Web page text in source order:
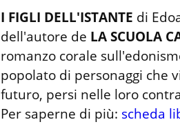
I FIGLI DELL'ISTANTE di
dell'autore de LA SCUOLA
romanzo corale
popolato di personaggi che
futuro, persi nelle loro
Per saperne di più: scheda